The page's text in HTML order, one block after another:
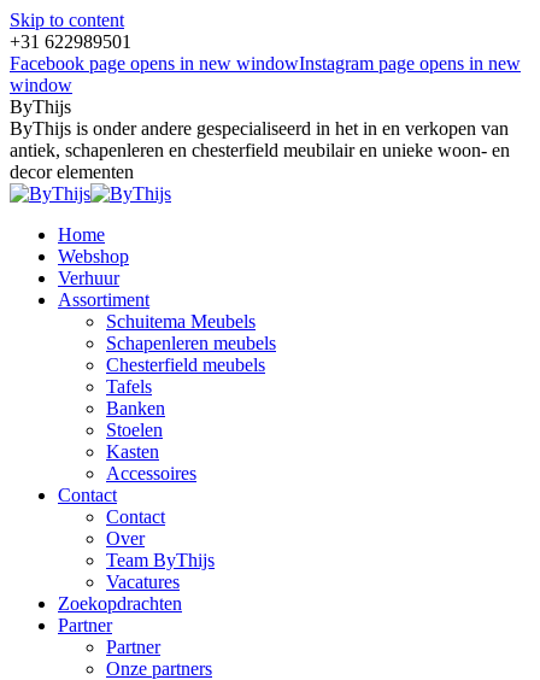
Skip to content
+31 622989501
Facebook page opens in new windowInstagram page opens in new
window
ByThijs
ByThijs is onder andere gespecialiseerd in het in en verkopen van
antiek, schapenleren en chesterfield meubilair en unieke woon- en
decor elementen
Home
Webshop
Verhuur
Assortiment
Schuitema Meubels
Schapenleren meubels
Chesterfield meubels
Tafels
Banken
Stoelen
Kasten
Accessoires
Contact
Contact
Over
Team ByThijs
Vacatures
Zoekopdrachten
Partner
Partner
Onze partners